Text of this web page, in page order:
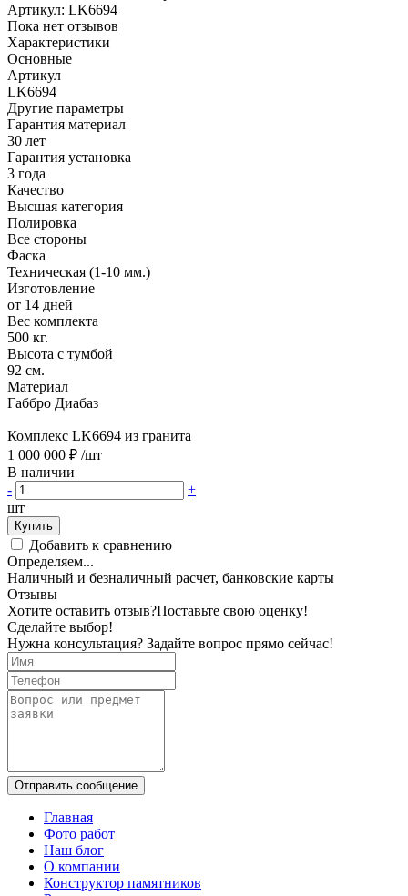
Артикул: LK6694
Пока нет отзывов
Характеристики
Основные
Артикул
LK6694
Другие параметры
Гарантия материал
30 лет
Гарантия установка
3 года
Качество
Высшая категория
Полировка
Все стороны
Фаска
Техническая (1-10 мм.)
Изготовление
от 14 дней
Вес комплекта
500 кг.
Высота с тумбой
92 см.
Материал
Габбро Диабаз
Комплекс LK6694 из гранита
1 000 000 ₽ /шт
В наличии
-
+
шт
Купить
Добавить к сравнению
Определяем...
Наличный и безналичный расчет, банковские карты
Отзывы
Хотите оставить отзыв?Поставьте свою оценку!
Сделайте выбор!
Нужна консультация? Задайте вопрос прямо сейчас!
Отправить сообщение
Главная
Фото работ
Наш блог
О компании
Конструктор памятников